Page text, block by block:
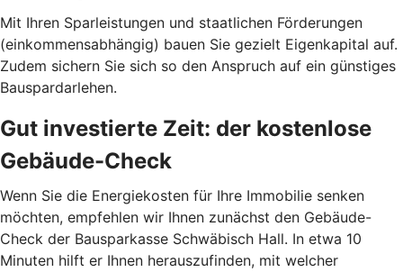
Mit Ihren Sparleistungen und staatlichen Förderungen
(einkommensabhängig) bauen Sie gezielt Eigenkapital auf.
Zudem sichern Sie sich so den Anspruch auf ein günstiges
Bauspardarlehen.
Gut investierte Zeit: der kostenlose
Gebäude-Check
Wenn Sie die Energiekosten für Ihre Immobilie senken
möchten, empfehlen wir Ihnen zunächst den Gebäude-
Check der Bausparkasse Schwäbisch Hall. In etwa 10
Minuten hilft er Ihnen herauszufinden, mit welcher